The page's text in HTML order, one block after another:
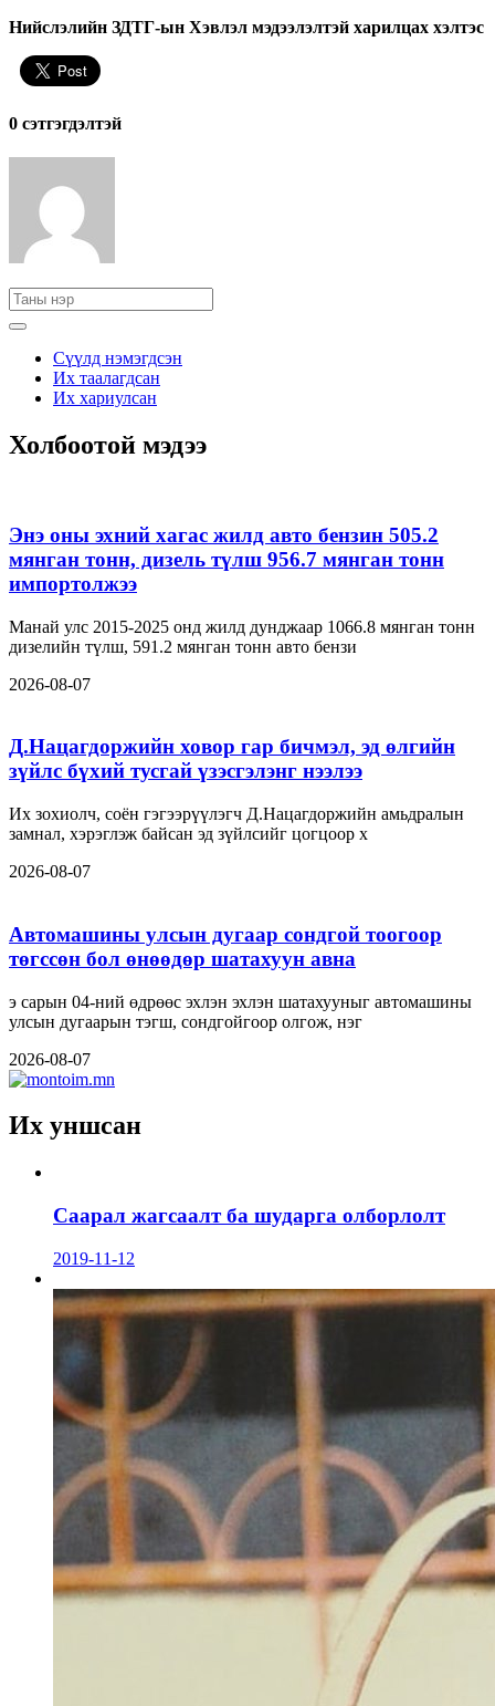
Нийслэлийн ЗДТГ-ын Хэвлэл мэдээлэлтэй харилцах хэлтэс
0 cэтгэгдэлтэй
Сүүлд нэмэгдсэн
Их таалагдсан
Их хариулсан
Холбоотой мэдээ
Энэ оны эхний хагас жилд авто бензин 505.2
мянган тонн, дизель түлш 956.7 мянган тонн
импортолжээ
Манай улс 2015-2025 онд жилд дунджаар 1066.8 мянган тонн
дизелийн түлш, 591.2 мянган тонн авто бензи
2026-08-07
Д.Нацагдоржийн ховор гар бичмэл, эд өлгийн
зүйлс бүхий тусгай үзэсгэлэнг нээлээ
Их зохиолч, соён гэгээрүүлэгч Д.Нацагдоржийн амьдралын
замнал, хэрэглэж байсан эд зүйлсийг цогцоор х
2026-08-07
Автомашины улсын дугаар сондгой тоогоор
төгссөн бол өнөөдөр шатахуун авна
э сарын 04-ний өдрөөс эхлэн эхлэн шатахууныг автомашины
улсын дугаарын тэгш, сондгойгоор олгож, нэг
2026-08-07
Их уншсан
Саарал жагсаалт ба шударга олборлолт
2019-11-12